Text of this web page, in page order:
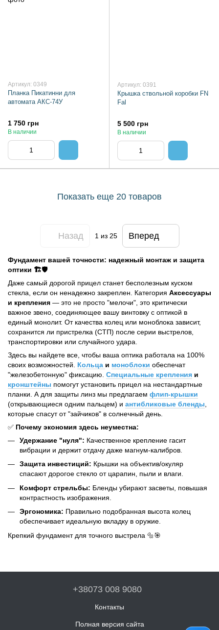
Артикул: 0349
Планка Пикатинни для
автомата АКС-74У
1 750 грн
В наличии
Артикул: 0391
Крышка ствольной коробки FN
Fal
5 500 грн
В наличии
Показать еще 20 товаров
Назад 1 из 25 Вперед
Фундамент вашей точности: надежный монтаж и защита
оптики 🏗️🛡️
Даже самый дорогой прицел станет бесполезным куском
стекла, если он ненадежно закреплен. Категория Аксессуары
и крепления — это не просто "мелочи", это критически
важное звено, соединяющее вашу винтовку с оптикой в
единый монолит. От качества колец или моноблока зависит,
сохранится ли пристрелка (СТП) после серии выстрелов,
транспортировки или случайного удара.
Здесь вы найдете все, чтобы ваша оптика работала на 100%
своих возможностей. Кольца и моноблоки обеспечат
"железобетонную" фиксацию. Специальные крепления и
кронштейны помогут установить прицел на нестандартные
планки. А для защиты линз мы предлагаем флип-крышки
(открывающиеся одним пальцем) и антибликовые бленды
которые спасут от "зайчиков" в солнечный день.
✅ Почему экономия здесь неуместна:
Удержание "нуля": Качественное крепление гасит
вибрации и держит отдачу даже магнум-калибров.
Защита инвестиций: Крышки на объектив/окуляр
спасают дорогое стекло от царапин, пыли и влаги.
Комфорт стрельбы: Бленды убирают засветы, повышая
контрастность изображения.
Эргономика: Правильно подобранная высота колец
обеспечивает идеальную вкладку в оружие.
Крепкий фундамент для точного выстрела 🔩🎯
+38073 008 9080
Контакты
Полная версия сайта